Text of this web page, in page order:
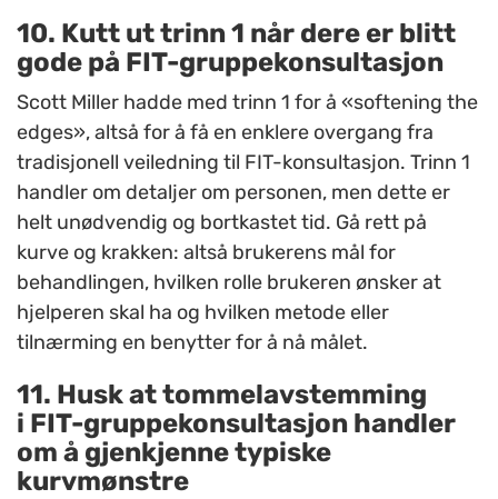
10. Kutt ut trinn 1 når dere er blitt
gode på FIT-gruppekonsultasjon
Scott Miller hadde med trinn 1 for å «softening the
edges», altså for å få en enklere overgang fra
tradisjonell veiledning til FIT-konsultasjon. Trinn 1
handler om detaljer om personen, men dette er
helt unødvendig og bortkastet tid. Gå rett på
kurve og krakken: altså brukerens mål for
behandlingen, hvilken rolle brukeren ønsker at
hjelperen skal ha og hvilken metode eller
tilnærming en benytter for å nå målet.
11. Husk at tommelavstemming
i FIT-gruppekonsultasjon handler
om å gjenkjenne typiske
kurvmønstre